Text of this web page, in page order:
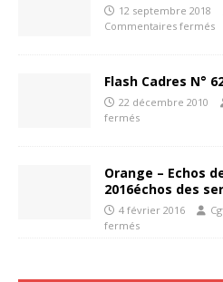
12 septembre 2018
Commentaires fermés
Flash Cadres N°
22 décembre 2010
fermés
Orange – Echos
2016échos des
4 février 2016
fermés